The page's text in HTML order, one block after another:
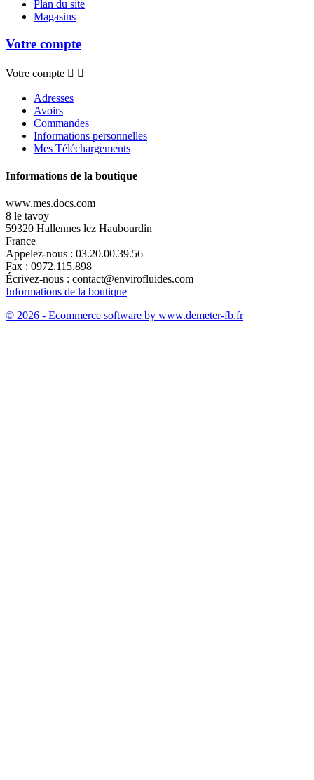
Plan du site
Magasins
Votre compte
Votre compte  
Adresses
Avoirs
Commandes
Informations personnelles
Mes Téléchargements
Informations de la boutique
www.mes.docs.com
8 le tavoy
59320 Hallennes lez Haubourdin
France
Appelez-nous : 03.20.00.39.56
Fax : 0972.115.898
Écrivez-nous : contact@envirofluides.com
Informations de la boutique
© 2026 - Ecommerce software by www.demeter-fb.fr